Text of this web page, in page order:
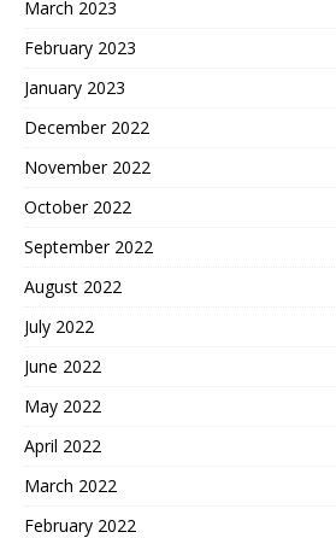
March 2023
February 2023
January 2023
December 2022
November 2022
October 2022
September 2022
August 2022
July 2022
June 2022
May 2022
April 2022
March 2022
February 2022